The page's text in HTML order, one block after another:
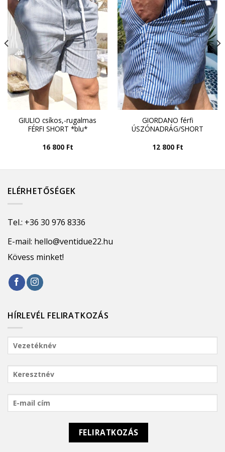
GIULIO csíkos,-rugalmas
FÉRFI SHORT *blu*
16 800 Ft
GIORDANO férfi
ÚSZÓNADRÁG/SHORT
12 800 Ft
ELÉRHETŐSÉGEK
Tel.: +36 30 976 8336
E-mail: hello@ventidue22.hu
Kövess minket!
HÍRLEVÉL FELIRATKOZÁS